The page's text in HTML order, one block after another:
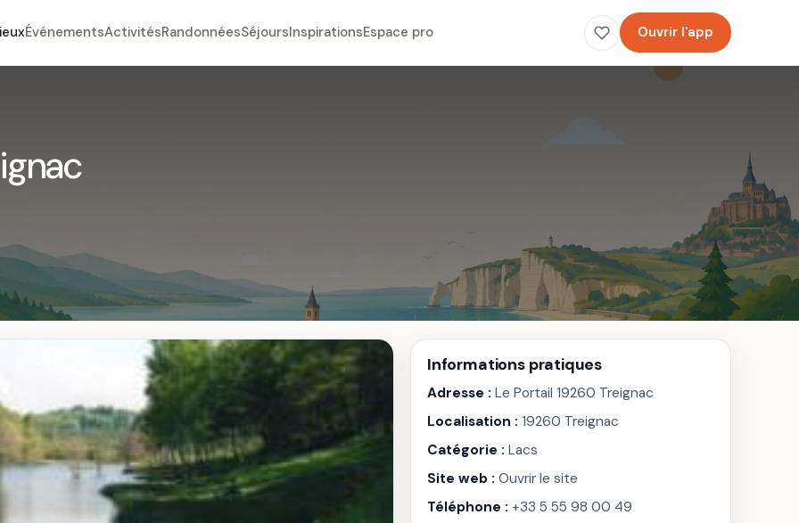
ÉvénementsActivitésRandonnéesSéjoursInspirationsEspace pro Ouvrir l'app
Informations pratiques
Adresse : Le Portail 19260 Treignac
Localisation : 19260 Treignac
Catégorie : Lacs
Site web : Ouvrir le site
Téléphone : +33 5 55 98 00 49